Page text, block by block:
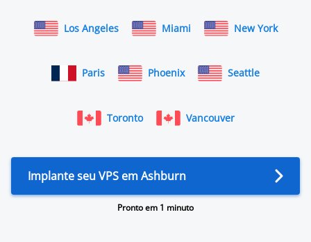
Los Angeles Miami New York
Paris Phoenix Seattle
Toronto Vancouver
Implante seu VPS em Ashburn
Pronto em 1 minuto